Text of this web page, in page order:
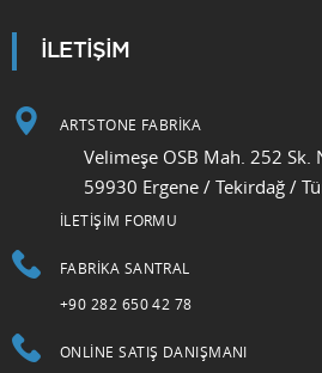
İLETİŞİM
ARTSTONE FABRİKA
Velimeşe OSB Mah. 252 Sk.
59930 Ergene / Tekirdağ /
İLETİŞİM FORMU
FABRIKA SANTRAL
+90 282 650 42 78
ONLINE SATIŞ DANIŞMANI